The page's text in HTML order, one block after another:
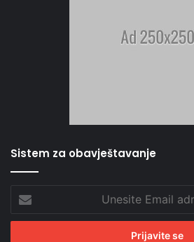
Sistem za obavještavanje
Email
adresu